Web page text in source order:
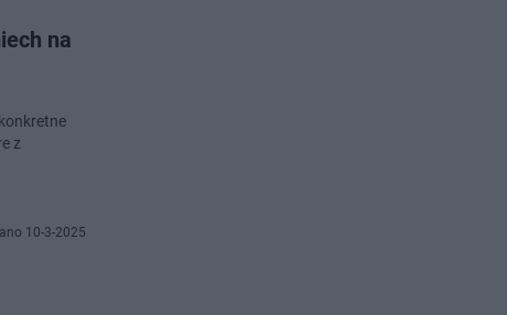
na
z
10-3-2025